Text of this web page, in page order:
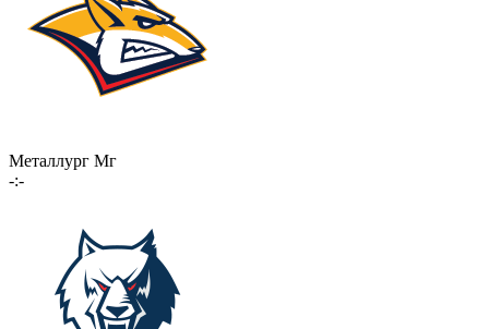
Металлург Мг
-:-